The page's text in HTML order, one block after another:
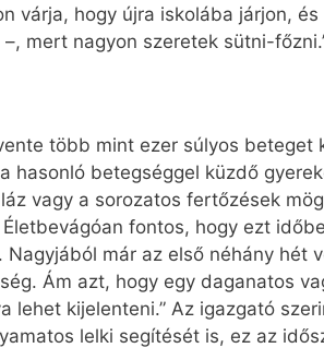
várja, hogy újra iskolába járjon,
mert nagyon szeretek sütni-
több mint ezer súlyos
hasonló betegséggel küzdő
vagy a sorozatos fertőzések
fontos, hogy ezt
már az első néhány hét
Ám azt, hogy egy daganatos
lehet kijelenteni.” Az igazgató
lelki segítését is, ez az